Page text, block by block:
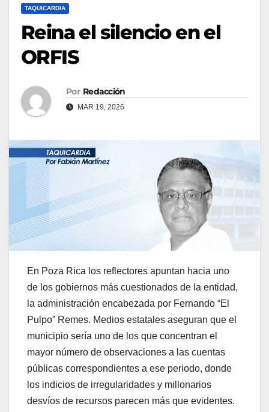
TAQUICARDIA
Reina el silencio en el
ORFIS
Por Redacción
MAR 19, 2026
En Poza Rica los reflectores apuntan hacia uno
de los gobiernos más cuestionados de la entidad,
la administración encabezada por Fernando “El
Pulpo” Remes. Medios estatales aseguran que el
municipio sería uno de los que concentran el
mayor número de observaciones a las cuentas
públicas correspondientes a ese periodo, donde
los indicios de irregularidades y millonarios
desvíos de recursos parecen más que evidentes.